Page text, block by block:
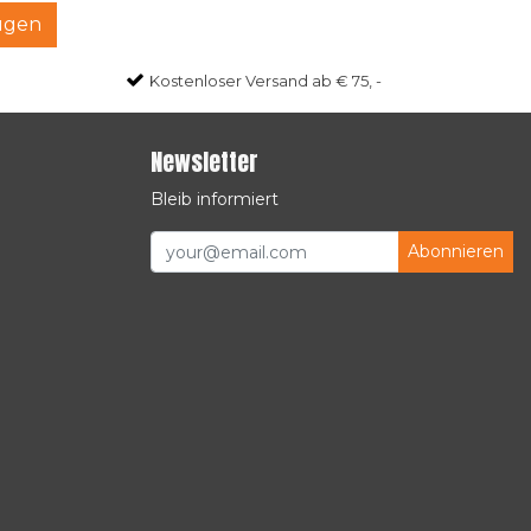
Kostenloser Versand ab € 75, -
Newsletter
Bleib informiert
Abonnieren